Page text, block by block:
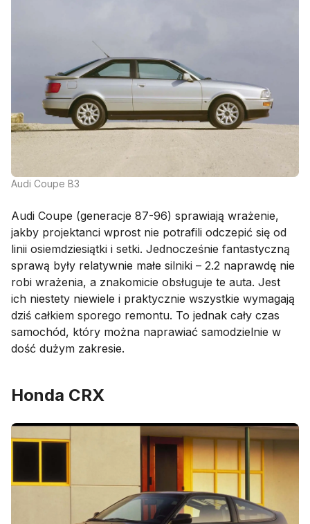
Audi Coupe B3
Audi Coupe (generacje 87-96) sprawiają wrażenie,
jakby projektanci wprost nie potrafili odczepić się od
linii osiemdziesiątki i setki. Jednocześnie fantastyczną
sprawą były relatywnie małe silniki – 2.2 naprawdę nie
robi wrażenia, a znakomicie obsługuje te auta. Jest
ich niestety niewiele i praktycznie wszystkie wymagają
dziś całkiem sporego remontu. To jednak cały czas
samochód, który można naprawiać samodzielnie w
dość dużym zakresie.
Honda CRX